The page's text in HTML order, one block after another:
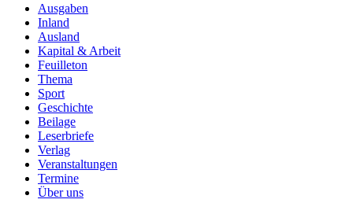
Ausgaben
Inland
Ausland
Kapital & Arbeit
Feuilleton
Thema
Sport
Geschichte
Beilage
Leserbriefe
Verlag
Veranstaltungen
Termine
Über uns